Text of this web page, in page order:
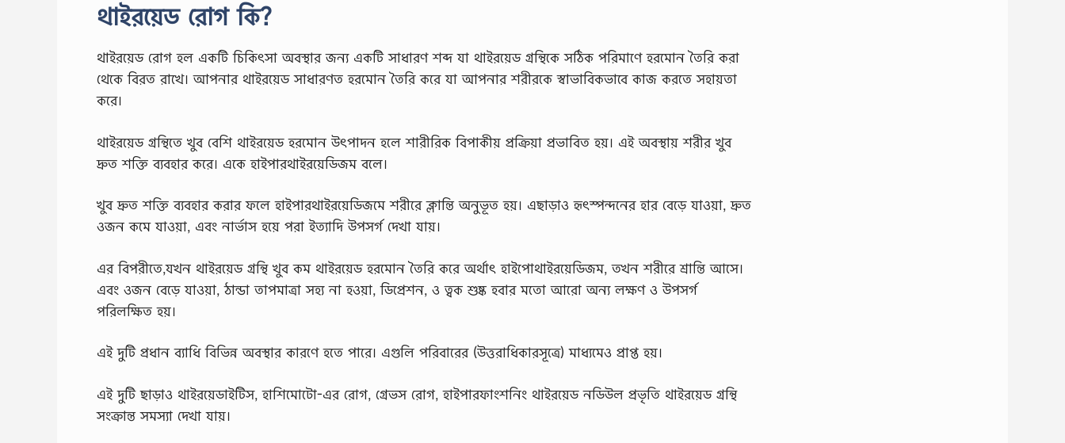
থাইরয়েড রোগ কি?
থাইরয়েড রোগ হল একটি চিকিৎসা অবস্থার জন্য একটি সাধারণ শব্দ যা থাইরয়েড গ্রন্থিকে সঠিক পরিমাণে হরমোন তৈরি করা
থেকে বিরত রাখে। আপনার থাইরয়েড সাধারণত হরমোন তৈরি করে যা আপনার শরীরকে স্বাভাবিকভাবে কাজ করতে সহায়তা
করে।
থাইরয়েড গ্রন্থিতে খুব বেশি থাইরয়েড হরমোন উৎপাদন হলে শারীরিক বিপাকীয় প্রক্রিয়া প্রভাবিত হয়। এই অবস্থায় শরীর খুব
দ্রুত শক্তি ব্যবহার করে। একে হাইপারথাইরয়েডিজম বলে।
খুব দ্রুত শক্তি ব্যবহার করার ফলে হাইপারথাইরয়েডিজমে শরীরে ক্লান্তি অনুভূত হয়। এছাড়াও হৃৎস্পন্দনের হার বেড়ে যাওয়া, দ্রুত
ওজন কমে যাওয়া, এবং নার্ভাস হয়ে পরা ইত্যাদি উপসর্গ দেখা যায়।
এর বিপরীতে,যখন থাইরয়েড গ্রন্থি খুব কম থাইরয়েড হরমোন তৈরি করে অর্থাৎ হাইপোথাইরয়েডিজম, তখন শরীরে শ্রান্তি আসে।
এবং ওজন বেড়ে যাওয়া, ঠান্ডা তাপমাত্রা সহ্য না হওয়া, ডিপ্রেশন, ও ত্বক শুষ্ক হবার মতো আরো অন্য লক্ষণ ও উপসর্গ
পরিলক্ষিত হয়।
এই দুটি প্রধান ব্যাধি বিভিন্ন অবস্থার কারণে হতে পারে। এগুলি পরিবারের (উত্তরাধিকারসূত্রে) মাধ্যমেও প্রাপ্ত হয়।
এই দুটি ছাড়াও থাইরয়েডাইটিস, হাশিমোটো-এর রোগ, গ্রেভস রোগ, হাইপারফাংশনিং থাইরয়েড নডিউল প্রভৃতি থাইরয়েড গ্রন্থি
সংক্রান্ত সমস্যা দেখা যায়।